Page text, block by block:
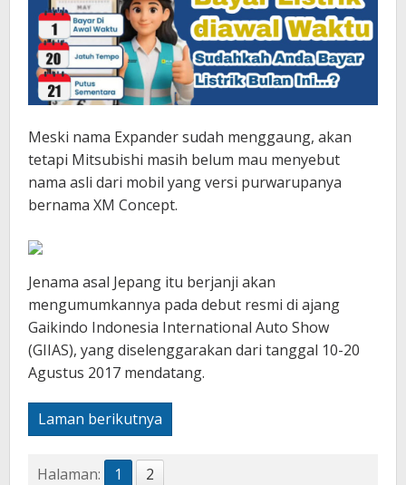
Meski nama Expander sudah menggaung, akan
tetapi Mitsubishi masih belum mau menyebut
nama asli dari mobil yang versi purwarupanya
bernama XM Concept.
Jenama asal Jepang itu berjanji akan
mengumumkannya pada debut resmi di ajang
Gaikindo Indonesia International Auto Show
(GIIAS), yang diselenggarakan dari tanggal 10-20
Agustus 2017 mendatang.
Laman berikutnya
Halaman: 1 2